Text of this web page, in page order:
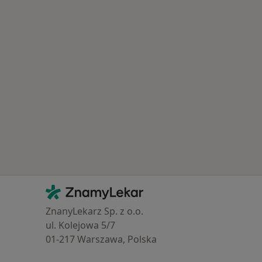
Kontakt
ZnamyLekar - Hlavní stránka
ZnanyLekarz Sp. z o.o.
ul. Kolejowa 5/7
01-217 Warszawa, Polska